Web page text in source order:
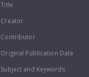
Title
Creator
Contributor
Original Publication Date
Subject and Keywords